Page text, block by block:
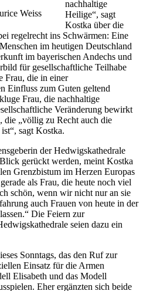
Weiss
nachhaltige
Heilige“, sagt
Kostka über die
regelrecht ins Schwärmen: Eine
im heutigen Deutschland
im bayerischen Andechs und
für gesellschaftliche Teilhabe
Frau, die in einer
Einfluss zum Guten geltend
Frau, die nachhaltige
Veränderung bewirkt
die „völlig zu Recht auch die
sagt Kostka.
der Hedwigskathedrale
gerückt werden, meint Kostka
Grenzbistum im Herzen Europas
als Frau, die heute noch viel
schön, wenn wir nicht nur an sie
auch Frauen von heute in der
Die Feiern zur
seien dazu ein
Sonntags, das den Ruf zur
Einsatz für die Armen
Elisabeth und das Modell
Eher ergänzten sich beide